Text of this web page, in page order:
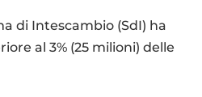
di Intescambio (SdI) ha
al 3% (25 milioni) delle